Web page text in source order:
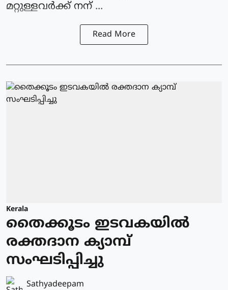
മറ്റുള്ളവർക്ക് നന് ...
Read More
Kerala
തൈക്കൂടം ഇടവകയിൽ
രക്തദാന ക്യാമ്പ്
സംഘടിപ്പിച്ചു
Sathyadeepam